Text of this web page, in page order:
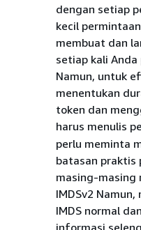
dengan setiap
kecil
membuat dan
setiap kali Anda
Namun, untuk
menentukan
token dan
harus menulis
perlu meminta
batasan praktis
masing-masing
IMDSv2
IMDS normal
informasi